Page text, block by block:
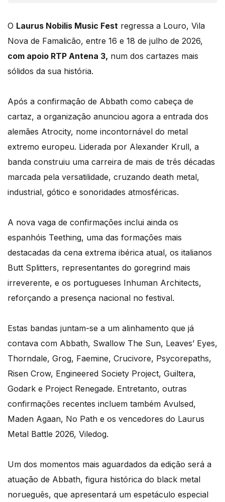
O Laurus Nobilis Music Fest regressa a Louro, Vila
Nova de Famalicão, entre 16 e 18 de julho de 2026,
com apoio RTP Antena 3, num dos cartazes mais
sólidos da sua história.
Após a confirmação de Abbath como cabeça de
cartaz, a organização anunciou agora a entrada dos
alemães Atrocity, nome incontornável do metal
extremo europeu. Liderada por Alexander Krull, a
banda construiu uma carreira de mais de três décadas
marcada pela versatilidade, cruzando death metal,
industrial, gótico e sonoridades atmosféricas.
A nova vaga de confirmações inclui ainda os
espanhóis Teething, uma das formações mais
destacadas da cena extrema ibérica atual, os italianos
Butt Splitters, representantes do goregrind mais
irreverente, e os portugueses Inhuman Architects,
reforçando a presença nacional no festival.
Estas bandas juntam-se a um alinhamento que já
contava com Abbath, Swallow The Sun, Leaves’ Eyes,
Thorndale, Grog, Faemine, Crucivore, Psycorepaths,
Risen Crow, Engineered Society Project, Guiltera,
Godark e Project Renegade. Entretanto, outras
confirmações recentes incluem também Avulsed,
Maden Agaan, No Path e os vencedores do Laurus
Metal Battle 2026, Viledog.
Um dos momentos mais aguardados da edição será a
atuação de Abbath, figura histórica do black metal
norueguês, que apresentará um espetáculo especial